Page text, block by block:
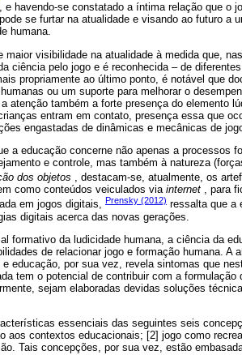
, e havendo-se constatado a íntima relação que o
se furtar na atualidade e visando ao futuro a
humana.
visibilidade na atualidade à medida que,
ciência pelo jogo e é reconhecida – de
propriamente ao último ponto, é notável que
ou um suporte para melhorar o
também a forte presença do elemento
entram em contato, presença essa que
engastadas de dinâmicas e mecânicas de
a educação concerne não apenas a processos
e controle, mas também à natureza
dos objetos , destacam-se, atualmente, os
como conteúdos veiculados viainternet , para
em jogos digitais, Prensky (2012) ressalta que a
digitais acerca das novas gerações.
formativo da ludicidade humana, a ciência da
de relacionar jogo e formação humana. A
educação, por sua vez, revela sintomas que
tem o potencial de contribuir com a formulação
sejam elaboradas devidas soluções
essenciais das seguintes seis
aos contextos educacionais; [2] jogo como
Tais concepções, por sua vez, estão